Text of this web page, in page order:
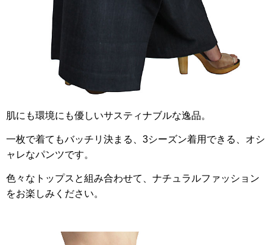
肌にも環境にも優しいサスティナブルな逸品。
一枚で着てもバッチリ決まる、3シーズン着用できる、オシ
ャレなパンツです。
色々なトップスと組み合わせて、ナチュラルファッション
をお楽しみください。